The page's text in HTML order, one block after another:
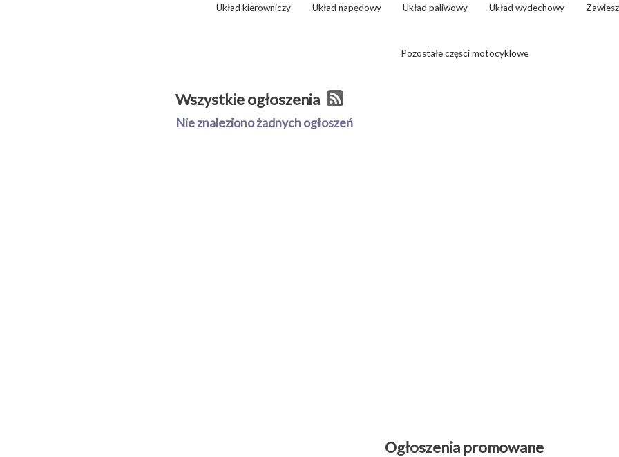
Układ kierowniczy Układ napędowy Układ paliwowy Układ wydechowy
Pozostałe części motocyklowe
Wszystkie ogłoszenia
Nie znaleziono żadnych ogłoszeń
Ogłoszenia promowane